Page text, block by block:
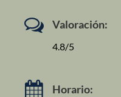
Valoración:
4.8/5
Horario: